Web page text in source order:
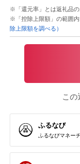
※「還元率」とは返礼品
※「控除上限額」の範囲
除上限額を調べる）
この
ふるなび
ふるなびマネー